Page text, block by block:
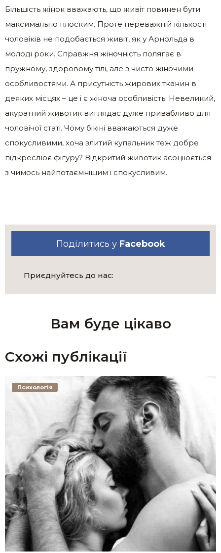
Більшість жінок вважають, що живіт повинен бути
максимально плоским. Проте переважній кількості
чоловіків не подобається живіт, як у Арнольда в
молоді роки. Справжня жіночність полягає в
пружному, здоровому тілі, але з чисто жіночими
особливостями. А присутність жирових тканин в
деяких місцях – це і є жіноча особливість. Невеликий,
акуратний животик виглядає дуже привабливо для
чоловічої статі. Чому бікіні вважаються дуже
спокусливими, хоча злитий купальник теж добре
підкреслює фігуру? Відкритий животик асоціюється
з чимось найпотаємнішим і спокусливим.
Поділитись у Facebook
Приєднуйтесь до нас:
Вам буде цікаво
Схожі публікації
Психологія